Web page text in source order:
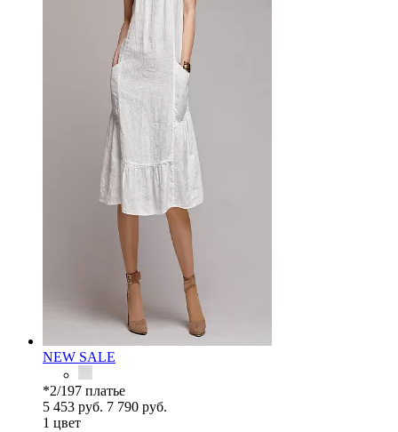
NEW SALE
*2/197 платье
5 453 руб. 7 790 руб.
1 цвет